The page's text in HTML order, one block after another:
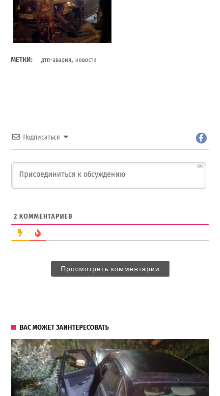
МЕТКИ: дтп-авария, новости
Подписаться
500
2 КОММЕНТАРИЕВ
Просмотреть комментарии
ВАС МОЖЕТ ЗАИНТЕРЕСОВАТЬ